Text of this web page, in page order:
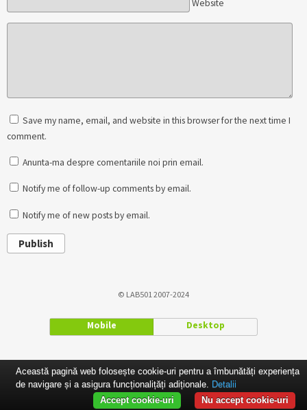
Website
Save my name, email, and website in this browser for the next time I
comment.
Anunta-ma despre comentariile noi prin email.
Notify me of follow-up comments by email.
Notify me of new posts by email.
Publish
© LAB501 2007-2024
Mobile Desktop
Această pagină web folosește cookie-uri pentru a îmbunătăți experiența
de navigare și a asigura funcționalițăți adiționale. Detalii
Nu accept cookie-uri
Accept cookie-uri